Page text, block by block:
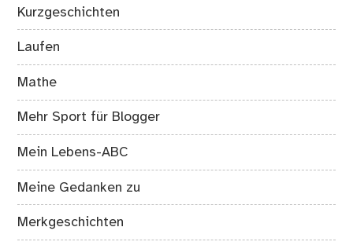
Kurzgeschichten
Laufen
Mathe
Mehr Sport für Blogger
Mein Lebens-ABC
Meine Gedanken zu
Merkgeschichten